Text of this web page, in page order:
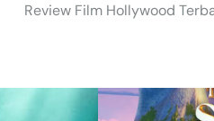
Review Film Hollywood